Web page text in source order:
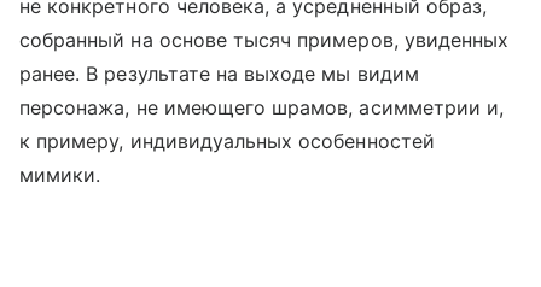
не конкретного человека, а усредненный образ,
собранный на основе тысяч примеров, увиденных
ранее. В результате на выходе мы видим
персонажа, не имеющего шрамов, асимметрии и,
к примеру, индивидуальных особенностей
мимики.